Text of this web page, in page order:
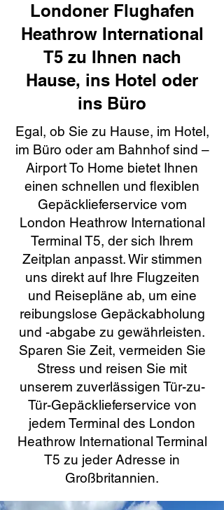
Londoner Flughafen
Heathrow International
T5 zu Ihnen nach
Hause, ins Hotel oder
ins Büro
Egal, ob Sie zu Hause, im Hotel,
im Büro oder am Bahnhof sind –
Airport To Home bietet Ihnen
einen schnellen und flexiblen
Gepäcklieferservice vom
London Heathrow International
Terminal T5, der sich Ihrem
Zeitplan anpasst. Wir stimmen
uns direkt auf Ihre Flugzeiten
und Reisepläne ab, um eine
reibungslose Gepäckabholung
und -abgabe zu gewährleisten.
Sparen Sie Zeit, vermeiden Sie
Stress und reisen Sie mit
unserem zuverlässigen Tür-zu-
Tür-Gepäcklieferservice von
jedem Terminal des London
Heathrow International Terminal
T5 zu jeder Adresse in
Großbritannien.